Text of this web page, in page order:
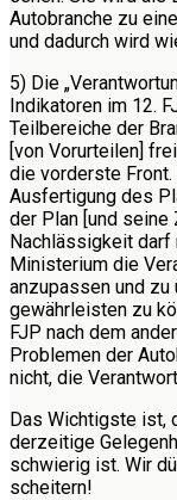
Autobranche zu
und dadurch wird
5) Die
Indikatoren im 12.
Teilbereiche der
[von Vorurteilen]
die vorderste
Ausfertigung des
der Plan [und seine
Nachlässigkeit darf
Ministerium die
anzupassen und
gewährleisten zu
FJP nach dem
Problemen der
nicht, die
Das Wichtigste ist,
derzeitige
schwierig ist. Wir
scheitern!